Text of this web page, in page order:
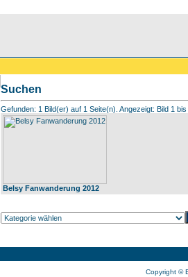
Suchen
Gefunden: 1 Bild(er) auf 1 Seite(n). Angezeigt: Bild 1 bis
Belsy Fanwanderung 2012
Copyright ©